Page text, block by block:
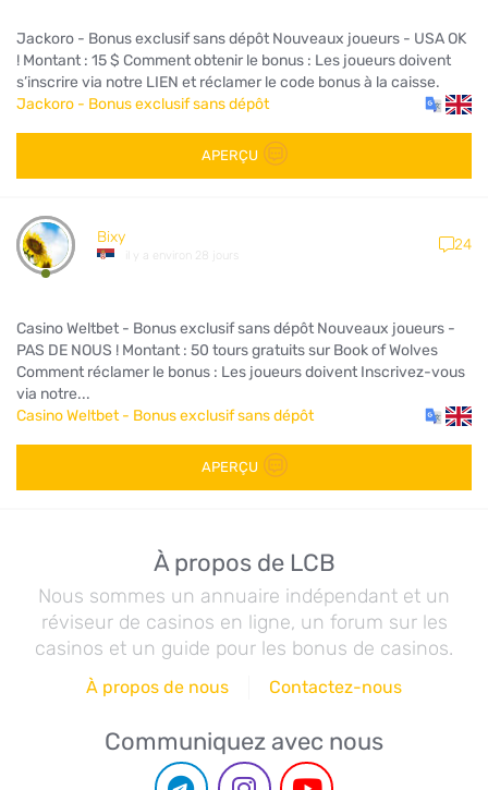
Jackoro - Bonus exclusif sans dépôt Nouveaux joueurs - USA OK
! Montant : 15 $ Comment obtenir le bonus : Les joueurs doivent
s’inscrire via notre LIEN et réclamer le code bonus à la caisse.
Jackoro - Bonus exclusif sans dépôt
APERÇU
Bixy
il y a environ 28 jours
24
Casino Weltbet - Bonus exclusif sans dépôt Nouveaux joueurs -
PAS DE NOUS ! Montant : 50 tours gratuits sur Book of Wolves
Comment réclamer le bonus : Les joueurs doivent Inscrivez-vous
via notre...
Casino Weltbet - Bonus exclusif sans dépôt
APERÇU
À propos de LCB
Nous sommes un annuaire indépendant et un
réviseur de casinos en ligne, un forum sur les
casinos et un guide pour les bonus de casinos.
À propos de nous Contactez-nous
Communiquez avec nous